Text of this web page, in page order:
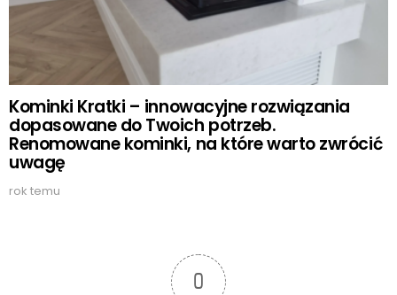
Kominki Kratki – innowacyjne rozwiązania
dopasowane do Twoich potrzeb.
Renomowane kominki, na które warto zwrócić
uwagę
rok temu
0